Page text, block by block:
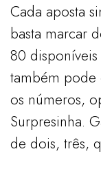
Cada aposta
basta marcar
80
também pode
os números,
Surpresinha.
de dois, três,